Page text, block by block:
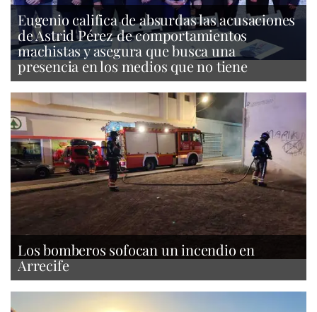
Eugenio califica de absurdas las acusaciones
de Astrid Pérez de comportamientos
machistas y asegura que busca una
presencia en los medios que no tiene
Los bomberos sofocan un incendio en
Arrecife